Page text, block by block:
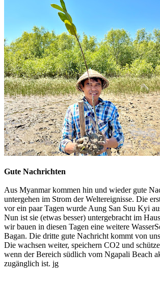
Gute Nachrichten
Aus Myanmar kommen hin und wieder gute
untergehen im Strom der Weltereignisse. Die
vor ein paar Tagen wurde Aung San Suu Kyi
Nun ist sie (etwas besser) untergebracht im
wir bauen in diesen Tagen eine weitere
Bagan. Die dritte gute Nachricht kommt von
Die wachsen weiter, speichern CO2 und
wenn der Bereich südlich vom Ngapali Beach
zugänglich ist. jg